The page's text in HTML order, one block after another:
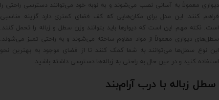
دیواری معمولاً به آسانی نصب می‌شوند و به نوبه خود می‌توانند دسترسی راحتی را
فراهم کنند. این مدل برای مکان‌هایی که کف فضای کمتری دارد گزینه مناسبی
است. نکته مهم این است که دیوارها باید بتوانند وزن سطل و زباله را تحمل کنند.
سطل‌های دیواری معمولاً از مواد مقاوم ساخته می‌شوند و به راحتی تمیز می‌شوند.
این نوع سطل‌ها می‌توانند به شما کمک کنند تا از فضای موجود به بهترین نحو
استفاده کنید و در عین حال به راحتی به زباله‌ها دسترسی داشته باشید.
سطل زباله با درب آرام‌بند